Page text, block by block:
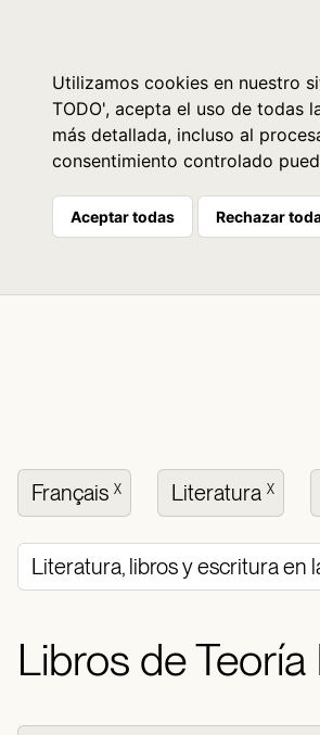
Utilizamos cookies en nuestro
TODO', acepta el uso de todas
más detallada, incluso al
consentimiento controlado
Aceptar todas Rechazar
Français X Literatura X
Literatura, libros y escritura en
Libros de